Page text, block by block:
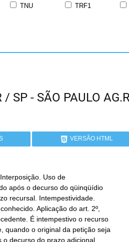
TNU TRF1
SP - SÃO PAULO
VERSÃO HTML
Uso de